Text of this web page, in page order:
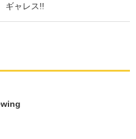
ギャレス!!